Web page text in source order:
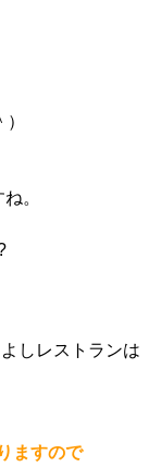
。
しレストランは
ますので